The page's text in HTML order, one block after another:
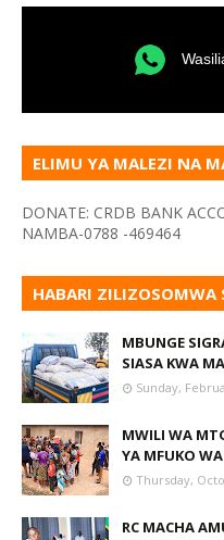
ELIMU YA MALEZI NA
DONATE: CRDB BANK
NAMBA-0788 -469464
HABARI ZILIZOSOMWA
MBUNGE
SIASA KWA
Sunday,
MWILI WA
YA MFUKO
Thursday,
RC MACHA